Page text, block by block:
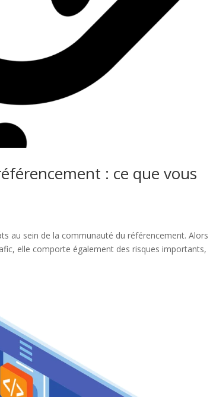
: ce que vous
au sein de la communauté du référencement. Alors
elle comporte également des risques importants,